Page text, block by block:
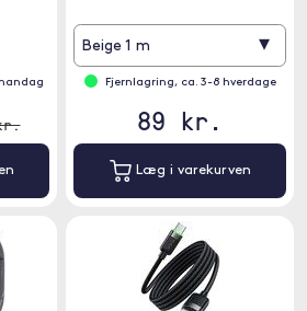
Beige 1 m ▾
Fjernlagring, ca. 3-8 hverdage
89 kr.
Læg i varekurven